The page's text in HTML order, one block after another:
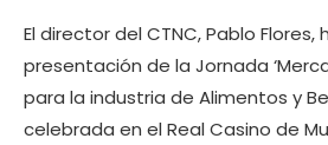
El director del CTNC, Pablo Flores,
presentación de la Jornada
para la industria de Alimentos y
celebrada en el Real Casino de